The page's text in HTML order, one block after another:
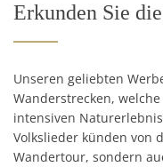
Erkunden Sie
Unseren geliebten
Wanderstrecken,
intensiven
Volkslieder künden von
Wandertour, sondern